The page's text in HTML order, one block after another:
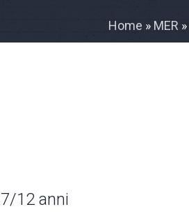
Home » MER »
12 anni